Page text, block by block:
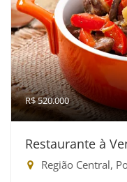
R$ 520.000
Restaurante à
Região Central,